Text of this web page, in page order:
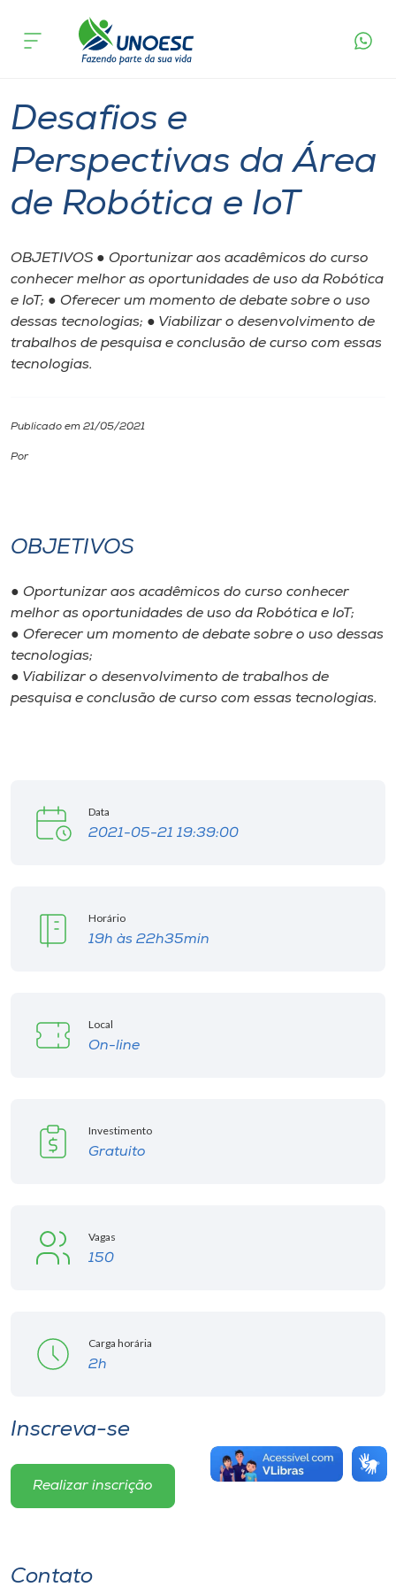
Cursos
Pesquisa
Atendimento ao Estudante
Portal de Ensino
A
Cultura
CPA
Biblioteca
Editora
Museu
acontece
São Miguel do Oeste
Desafios e
Perspectivas da Área
de Robótica e IoT
OBJETIVOS ● Oportunizar aos acadêmicos do curso
conhecer melhor as oportunidades de uso da Robótica
e IoT; ● Oferecer um momento de debate sobre o uso
dessas tecnologias; ● Viabilizar o desenvolvimento de
trabalhos de pesquisa e conclusão de curso com essas
tecnologias.
Publicado em 21/05/2021
Por
OBJETIVOS
● Oportunizar aos acadêmicos do curso conhecer
melhor as oportunidades de uso da Robótica e IoT;
● Oferecer um momento de debate sobre o uso dessas
tecnologias;
● Viabilizar o desenvolvimento de trabalhos de
pesquisa e conclusão de curso com essas tecnologias.
Data
2021-05-21 19:39:00
Horário
19h às 22h35min
Local
On-line
Investimento
Gratuito
Vagas
150
Carga horária
2h
Inscreva-se
Realizar inscrição
Contato